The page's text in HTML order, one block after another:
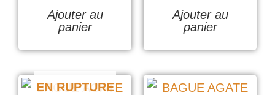
Ajouter au
panier
Ajouter au
panier
EN RUPTURE